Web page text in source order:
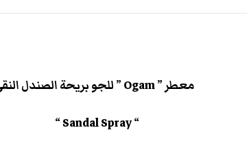
معطر ” Ogam ” للجو بريحة الصندل النقي – بزيوت عطرية طبيعية 100٪ 🌿🪵
“ Sandal Spray “